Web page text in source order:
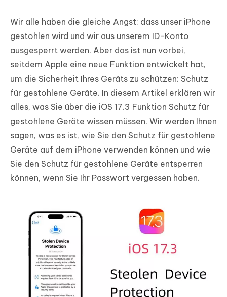
Wir alle haben die gleiche Angst: dass unser iPhone
gestohlen wird und wir aus unserem ID-Konto
ausgesperrt werden. Aber das ist nun vorbei,
seitdem Apple eine neue Funktion entwickelt hat,
um die Sicherheit Ihres Geräts zu schützen: Schutz
für gestohlene Geräte. In diesem Artikel erklären wir
alles, was Sie über die iOS 17.3 Funktion Schutz für
gestohlene Geräte wissen müssen. Wir werden Ihnen
sagen, was es ist, wie Sie den Schutz für gestohlene
Geräte auf dem iPhone verwenden können und wie
Sie den Schutz für gestohlene Geräte entsperren
können, wenn Sie Ihr Passwort vergessen haben.